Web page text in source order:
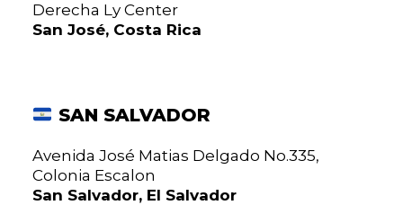
Derecha Ly Center
San José, Costa Rica
SAN SALVADOR
Avenida José Matias Delgado No.335,
Colonia Escalon
San Salvador, El Salvador